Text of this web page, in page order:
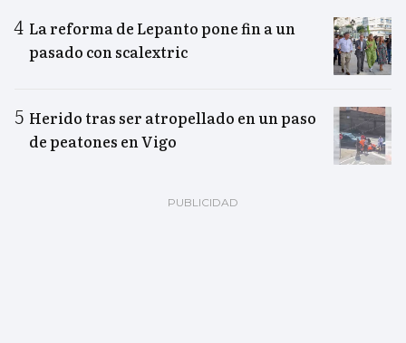
La reforma de Lepanto pone fin a un
pasado con scalextric
Herido tras ser atropellado en un paso
de peatones en Vigo